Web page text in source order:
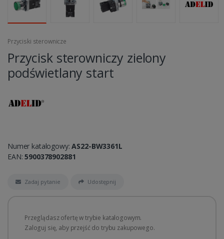
Przyciski sterownicze
Przycisk sterowniczy zielony
podświetlany start
Numer katalogowy:AS22-BW3361L
EAN:5900378902881
Zadaj pytanie Udostępnij
Przeglądasz ofertę w trybie katalogowym.
Zaloguj się, aby przejść do trybu zakupowego.